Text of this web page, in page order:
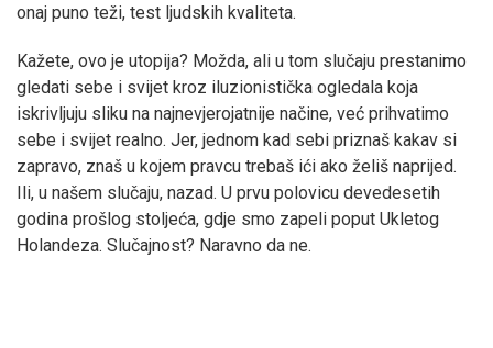
onaj puno teži, test ljudskih kvaliteta.
Kažete, ovo je utopija? Možda, ali u tom slučaju prestanimo
gledati sebe i svijet kroz iluzionistička ogledala koja
iskrivljuju sliku na najnevjerojatnije načine, već prihvatimo
sebe i svijet realno. Jer, jednom kad sebi priznaš kakav si
zapravo, znaš u kojem pravcu trebaš ići ako želiš naprijed.
Ili, u našem slučaju, nazad. U prvu polovicu devedesetih
godina prošlog stoljeća, gdje smo zapeli poput Ukletog
Holandeza. Slučajnost? Naravno da ne.